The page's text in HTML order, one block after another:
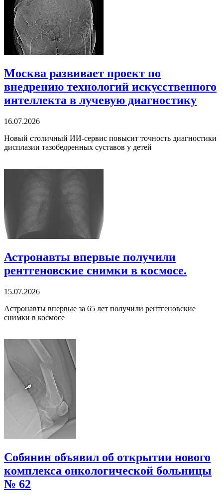
Москва развивает проект по
внедрению технологий искусственного
интеллекта в лучевую диагностику
16.07.2026
Новый столичный ИИ-сервис повысит точность диагностики
дисплазии тазобедренных суставов у детей
Астронавты впервые получили
рентгеновские снимки в космосе.
15.07.2026
Астронавты впервые за 65 лет получили рентгеновские
снимки в космосе
Собянин объявил об открытии нового
комплекса онкологической больницы
№ 62